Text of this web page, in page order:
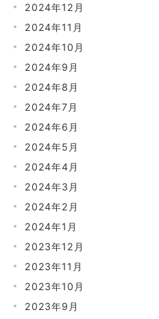
2024年12月
2024年11月
2024年10月
2024年9月
2024年8月
2024年7月
2024年6月
2024年5月
2024年4月
2024年3月
2024年2月
2024年1月
2023年12月
2023年11月
2023年10月
2023年9月